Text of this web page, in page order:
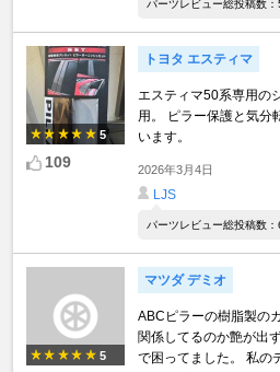
パーツレビュー総投稿数
5
109
トヨタ エスティマ
エスティマ50系専用の
用。 ピラー保護と気分
います。
2026年3月4日
LJS
パーツレビュー総投稿数
5
マツダ デミオ
ABCピラーの樹脂製の
関係してるのか艶が出
で困ってました。 私の